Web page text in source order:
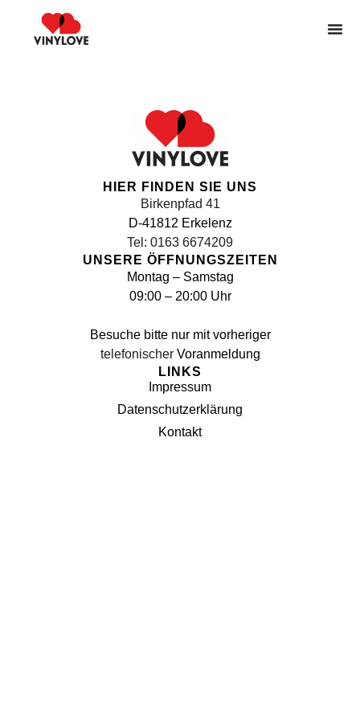
HIER FINDEN SIE UNS
Birkenpfad 41
D-41812 Erkelenz
Tel: 0163 6674209
UNSERE ÖFFNUNGSZEITEN
Montag – Samstag
09:00 – 20:00 Uhr
Besuche bitte nur mit vorheriger
telefonischerVoranmeldung
LINKS
Impressum
Datenschutzerklärung
Kontakt